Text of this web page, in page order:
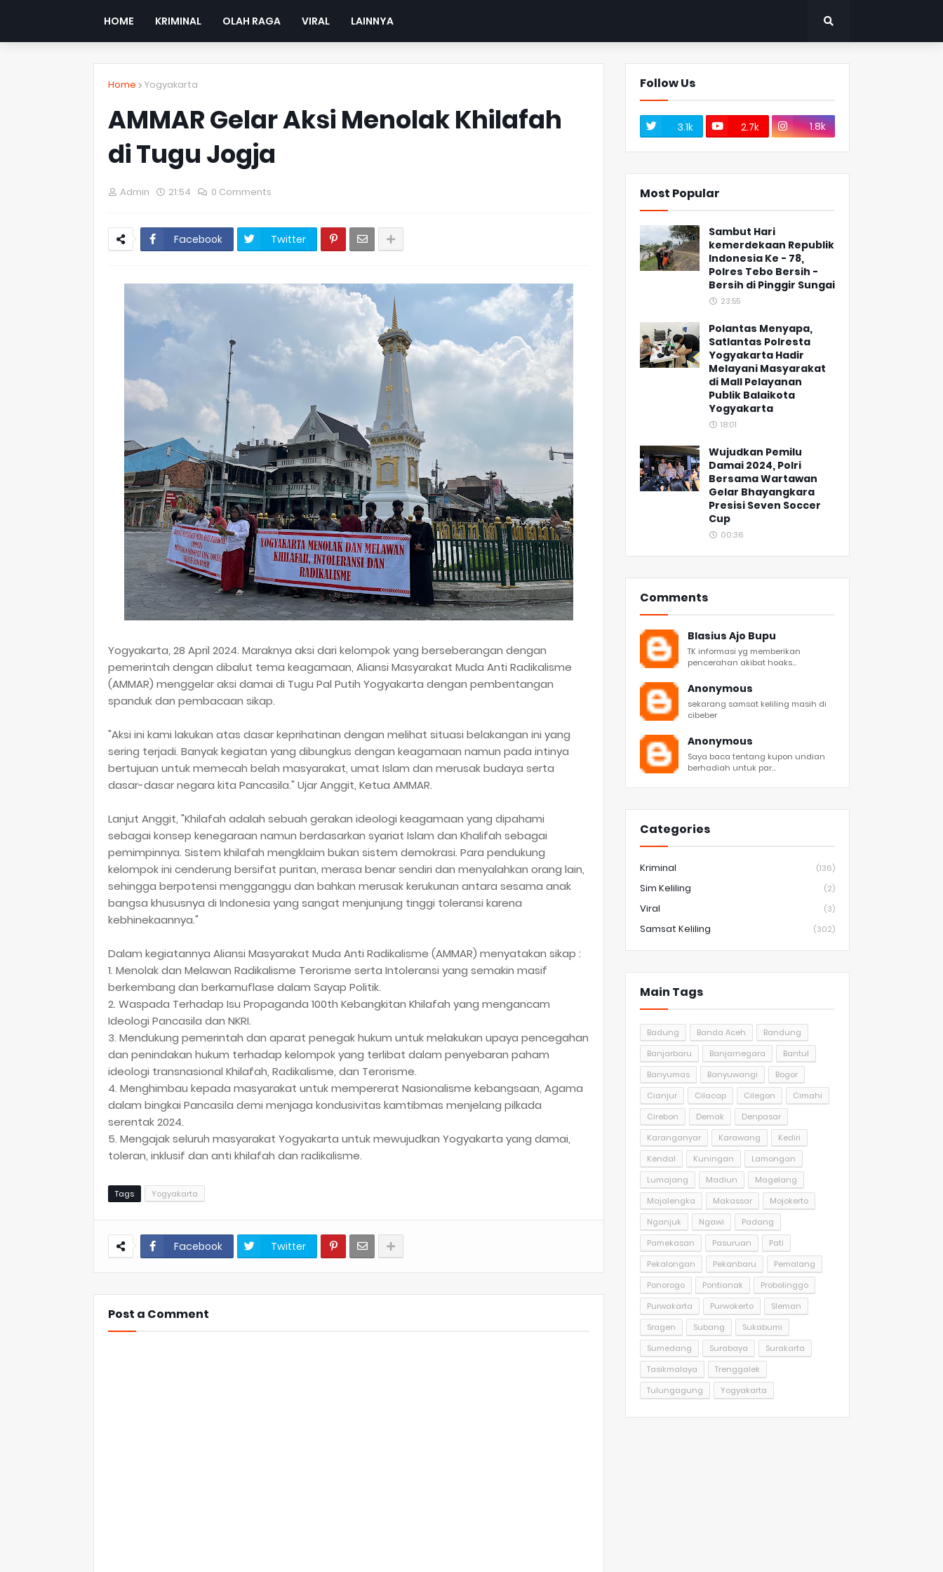
HOME KRIMINAL OLAH RAGA VIRAL LAINNYA
Home Yogyakarta
AMMAR Gelar Aksi Menolak Khilafah
di Tugu Jogja
Admin 21:54 0 Comments
Facebook Twitter
Yogyakarta, 28 April 2024. Maraknya aksi dari kelompok yang berseberangan dengan
pemerintah dengan dibalut tema keagamaan, Aliansi Masyarakat Muda Anti Radikalisme
(AMMAR) menggelar aksi damai di Tugu Pal Putih Yogyakarta dengan pembentangan
spanduk dan pembacaan sikap.
"Aksi ini kami lakukan atas dasar keprihatinan dengan melihat situasi belakangan ini yang
sering terjadi. Banyak kegiatan yang dibungkus dengan keagamaan namun pada intinya
bertujuan untuk memecah belah masyarakat, umat Islam dan merusak budaya serta
dasar-dasar negara kita Pancasila." Ujar Anggit, Ketua AMMAR.
Lanjut Anggit, "Khilafah adalah sebuah gerakan ideologi keagamaan yang dipahami
sebagai konsep kenegaraan namun berdasarkan syariat Islam dan Khalifah sebagai
pemimpinnya. Sistem khilafah mengklaim bukan sistem demokrasi. Para pendukung
kelompok ini cenderung bersifat puritan, merasa benar sendiri dan menyalahkan orang lain,
sehingga berpotensi mengganggu dan bahkan merusak kerukunan antara sesama anak
bangsa khususnya di Indonesia yang sangat menjunjung tinggi toleransi karena
kebhinekaannya."
Dalam kegiatannya Aliansi Masyarakat Muda Anti Radikalisme (AMMAR) menyatakan sikap :
1. Menolak dan Melawan Radikalisme Terorisme serta Intoleransi yang semakin masif
berkembang dan berkamuflase dalam Sayap Politik.
2. Waspada Terhadap Isu Propaganda 100th Kebangkitan Khilafah yang mengancam
Ideologi Pancasila dan NKRI.
3. Mendukung pemerintah dan aparat penegak hukum untuk melakukan upaya pencegahan
dan penindakan hukum terhadap kelompok yang terlibat dalam penyebaran paham
ideologi transnasional Khilafah, Radikalisme, dan Terorisme.
4. Menghimbau kepada masyarakat untuk mempererat Nasionalisme kebangsaan, Agama
dalam bingkai Pancasila demi menjaga kondusivitas kamtibmas menjelang pilkada
serentak 2024.
5. Mengajak seluruh masyarakat Yogyakarta untuk mewujudkan Yogyakarta yang damai,
toleran, inklusif dan anti khilafah dan radikalisme.
Tags Yogyakarta
Facebook Twitter
Post a Comment
Follow Us
3.1k 2.7k 1.8k
Most Popular
Sambut Hari
kemerdekaan Republik
Indonesia Ke - 78,
Polres Tebo Bersih -
Bersih di Pinggir Sungai
23:55
Polantas Menyapa,
Satlantas Polresta
Yogyakarta Hadir
Melayani Masyarakat
di Mall Pelayanan
Publik Balaikota
Yogyakarta
18:01
Wujudkan Pemilu
Damai 2024, Polri
Bersama Wartawan
Gelar Bhayangkara
Presisi Seven Soccer
Cup
00:36
Comments
Blasius Ajo Bupu
TK informasi yg memberikan
pencerahan akibat hoaks...
Anonymous
sekarang samsat keliling masih di
cibeber
Anonymous
Saya baca tentang kupon undian
berhadiah untuk par...
Categories
Kriminal (136)
Sim Keliling (2)
Viral (3)
Samsat Keliling (302)
Main Tags
Badung Banda Aceh
Bandung
Banjarbaru
Banjarnegara
Bantul
Banyumas
Banyuwangi
Bogor
Cianjur
Cilacap Cilegon
Cimahi
Cirebon
Demak
Denpasar
Karanganyar
Karawang
Kediri
Kendal
Kuningan
Lamongan
Lumajang
Madiun
Magelang
Majalengka
Makassar
Mojokerto
Nganjuk
Ngawi
Padang
Pamekasan
Pasuruan
Pati
Pekalongan
Pekanbaru
Pemalang
Ponorogo
Pontianak
Probolinggo
Purwakarta
Purwokerto
Sleman
Sragen
Subang
Sukabumi
Sumedang
Surabaya
Surakarta
Tasikmalaya
Trenggalek
Tulungagung
Yogyakarta